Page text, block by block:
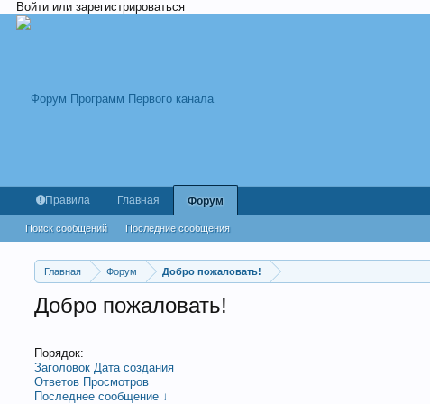
Войти или зарегистрироваться
Главная Форум Добро пожаловать!
Добро пожаловать!
Порядок:
Заголовок Дата создания
Ответов Просмотров
Последнее сообщение ↓
Правила Главная Форум
Поиск сообщений Последние сообщения